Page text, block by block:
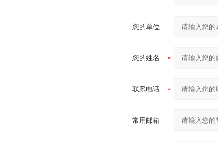
您的单位：
您的姓名：
联系电话：
常用邮箱：